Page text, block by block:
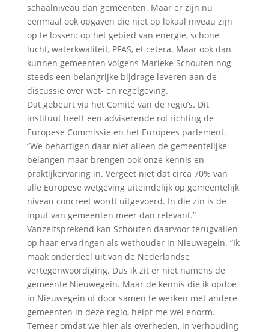
schaalniveau dan gemeenten. Maar er zijn nu
eenmaal ook opgaven die niet op lokaal niveau zijn
op te lossen: op het gebied van energie, schone
lucht, waterkwaliteit, PFAS, et cetera. Maar ook dan
kunnen gemeenten volgens Marieke Schouten nog
steeds een belangrijke bijdrage leveren aan de
discussie over wet- en regelgeving.
Dat gebeurt via het Comité van de regio’s. Dit
instituut heeft een adviserende rol richting de
Europese Commissie en het Europees parlement.
“We behartigen daar niet alleen de gemeentelijke
belangen maar brengen ook onze kennis en
praktijkervaring in. Vergeet niet dat circa 70% van
alle Europese wetgeving uiteindelijk op gemeentelijk
niveau concreet wordt uitgevoerd. In die zin is de
input van gemeenten meer dan relevant.”
Vanzelfsprekend kan Schouten daarvoor terugvallen
op haar ervaringen als wethouder in Nieuwegein. “Ik
maak onderdeel uit van de Nederlandse
vertegenwoordiging. Dus ik zit er niet namens de
gemeente Nieuwegein. Maar de kennis die ik opdoe
in Nieuwegein of door samen te werken met andere
gemeenten in deze regio, helpt me wel enorm.
Temeer omdat we hier als overheden, in verhouding